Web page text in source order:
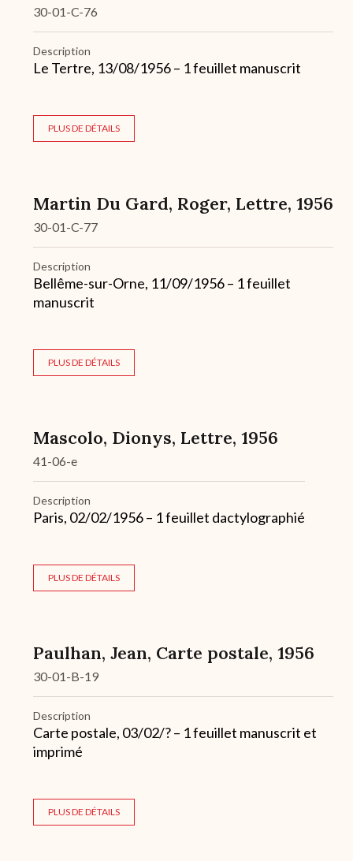
30-01-C-76
Description
Le Tertre, 13/08/1956 – 1 feuillet manuscrit
PLUS DE DÉTAILS
Martin Du Gard, Roger, Lettre, 1956
30-01-C-77
Description
Bellême-sur-Orne, 11/09/1956 – 1 feuillet
manuscrit
PLUS DE DÉTAILS
Mascolo, Dionys, Lettre, 1956
41-06-e
Description
Paris, 02/02/1956 – 1 feuillet dactylographié
PLUS DE DÉTAILS
Paulhan, Jean, Carte postale, 1956
30-01-B-19
Description
Carte postale, 03/02/? – 1 feuillet manuscrit et
imprimé
PLUS DE DÉTAILS